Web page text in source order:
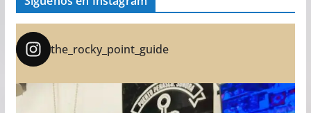
the_rocky_point_guide